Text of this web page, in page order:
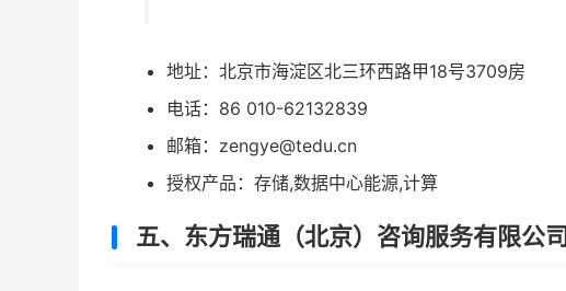
地址： 北京市海淀区北三环西路甲18号3709房
电话：86 010-62132839
邮箱：zengye@tedu.cn
授权产品：存储,数据中心能源,计算
五、东方瑞通（北京）咨询服务有限公司